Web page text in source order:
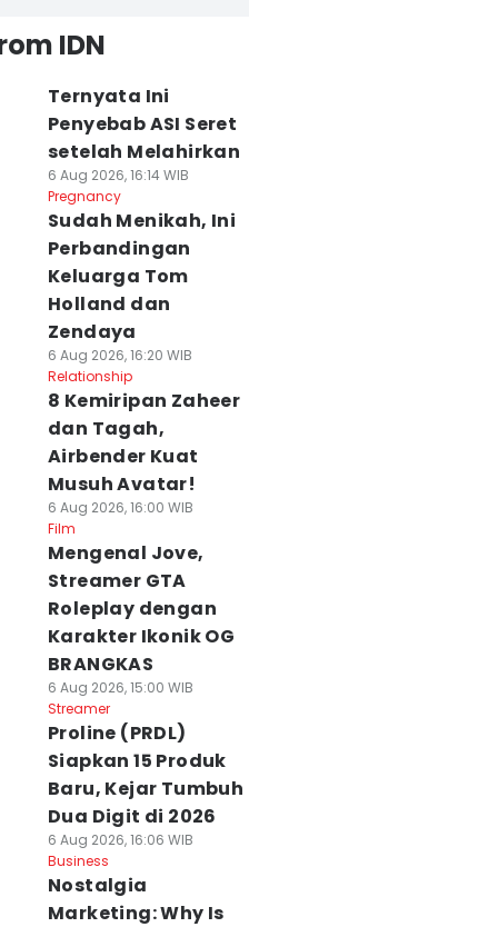
IDN
Ternyata Ini
Penyebab ASI Seret
setelah Melahirkan
6 Aug 2026, 16:14 WIB
Pregnancy
Sudah Menikah, Ini
Perbandingan
Keluarga Tom
Holland dan
Zendaya
6 Aug 2026, 16:20 WIB
Relationship
8 Kemiripan Zaheer
dan Tagah,
Airbender Kuat
Musuh Avatar!
6 Aug 2026, 16:00 WIB
Film
Mengenal Jove,
Streamer GTA
Roleplay dengan
Karakter Ikonik OG
BRANGKAS
6 Aug 2026, 15:00 WIB
Streamer
Proline (PRDL)
Siapkan 15 Produk
Baru, Kejar Tumbuh
Dua Digit di 2026
6 Aug 2026, 16:06 WIB
Business
Nostalgia
Marketing: Why Is